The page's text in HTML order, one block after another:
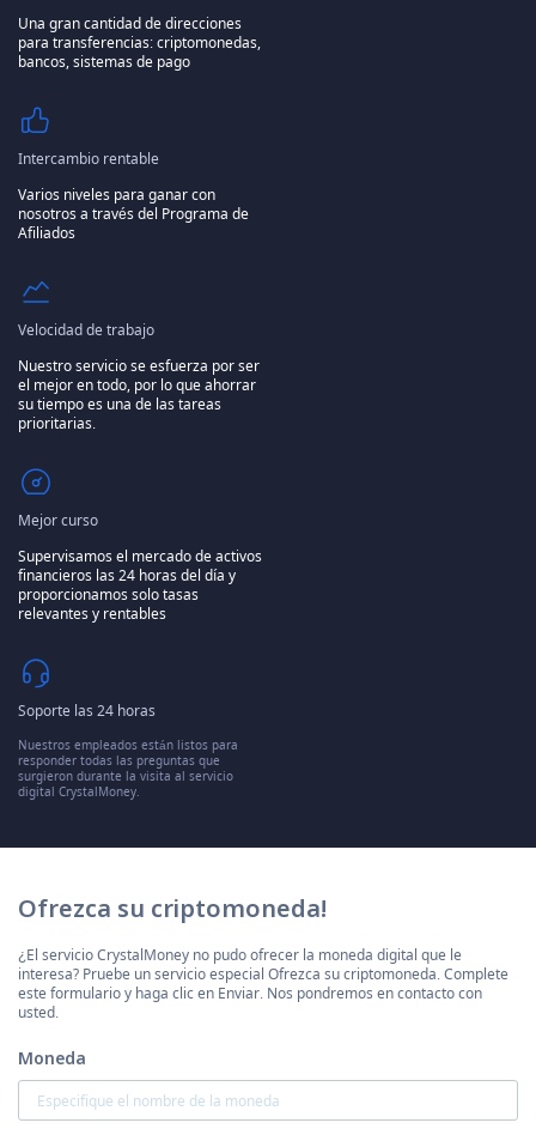
Una gran cantidad de direcciones
para transferencias: criptomonedas,
bancos, sistemas de pago
Intercambio rentable
Varios niveles para ganar con
nosotros a través del Programa de
Afiliados
Velocidad de trabajo
Nuestro servicio se esfuerza por ser
el mejor en todo, por lo que ahorrar
su tiempo es una de las tareas
prioritarias.
Mejor curso
Supervisamos el mercado de activos
financieros las 24 horas del día y
proporcionamos solo tasas
relevantes y rentables
Soporte las 24 horas
Nuestros empleados están listos para
responder todas las preguntas que
surgieron durante la visita al servicio
digital CrystalMoney.
Ofrezca su criptomoneda!
¿El servicio CrystalMoney no pudo ofrecer la moneda digital que le
interesa? Pruebe un servicio especial Ofrezca su criptomoneda. Complete
este formulario y haga clic en Enviar. Nos pondremos en contacto con
usted.
Moneda